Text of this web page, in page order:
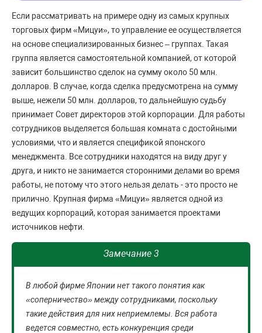
Если рассматривать на примере одну из самых крупных
торговых фирм «Мицуи», то управление ее осуществляется
на основе специализированных бизнес – группах. Такая
группа является самостоятельной компанией, от которой
зависит большинство сделок на сумму около 50 млн.
долларов. В случае, когда сделка предусмотрена на сумму
выше, нежели 50 млн. долларов, то дальнейшую судьбу
принимает Совет директоров этой корпорации. Для работы
сотрудников выделяется большая комната с достойными
условиями, что и является спецификой японского
менеджмента. Все сотрудники находятся на виду друг у
друга, и никто не занимается сторонними делами во время
работы, не потому что этого нельзя делать - это просто не
прилично. Крупная фирма «Мицуи» является одной из
ведущих корпораций, которая занимается проектами
источников нефти.
Замечание 3
В любой фирме Японии нет такого понятия как
«соперничество» между сотрудниками, поскольку
такие действия для них неприемлемы. Вся работа
ведется совместно, есть конкуренция среди